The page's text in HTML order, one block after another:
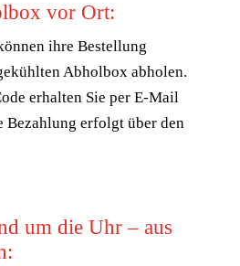
vor Ort:
ihre Bestellung
Abholbox abholen.
erhalten Sie per E-Mail
Bezahlung erfolgt über den
um die Uhr – aus